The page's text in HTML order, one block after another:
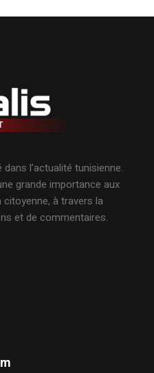
l’actualité tunisienne.
grande importance aux
citoyenne, à travers la
et de commentaires.